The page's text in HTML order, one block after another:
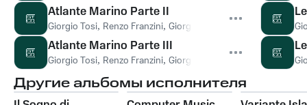
Atlante Marino Parte II
Giorgio Tosi, Renzo Franzini, Giorgio Tosi, Renzo Franzini
Atlante Marino Parte III
Giorgio Tosi, Renzo Franzini, Giorgio Tosi, Renzo Franzini
Другие альбомы исполнителя